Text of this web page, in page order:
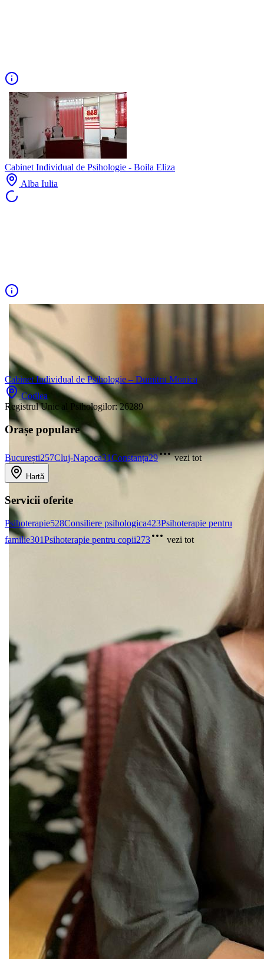
Cabinet Individual de Psihologie - Boila Eliza
Alba Iulia
Cabinet Individual de Psihologie – Dumitru Monica
Codlea
Registrul Unic al Psihologilor:26289
Orașe populare
București257Cluj-Napoca31Constanța29 vezi tot
Hartă
Servicii oferite
Psihoterapie528Consiliere psihologica423Psihoterapie pentru
familie301Psihoterapie pentru copii273 vezi tot